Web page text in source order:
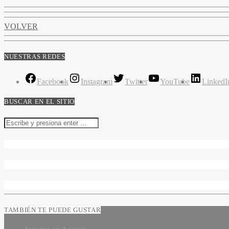
VOLVER
NUESTRAS REDES
Facebook Instagram Twitter YouTube
BUSCAR EN EL SITIO
TAMBIÉN TE PUEDE GUSTAR